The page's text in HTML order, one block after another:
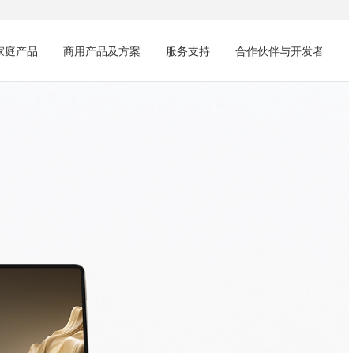
庭产品 商用产品及方案 服务支持 合作伙伴与开发者